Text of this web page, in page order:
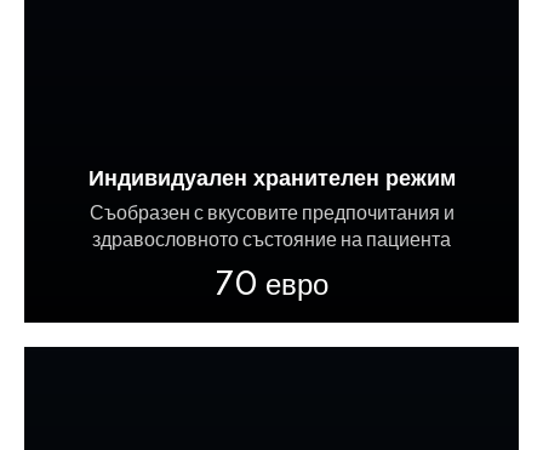
Индивидуален хранителен режим
Съобразен с вкусовите предпочитания и
здравословното състояние на пациента
70 евро